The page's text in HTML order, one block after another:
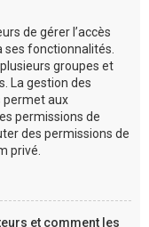
de gérer l’accès
fonctionnalités.
groupes et
La gestion des
permet aux
permissions de
des permissions de
privé.
et comment les